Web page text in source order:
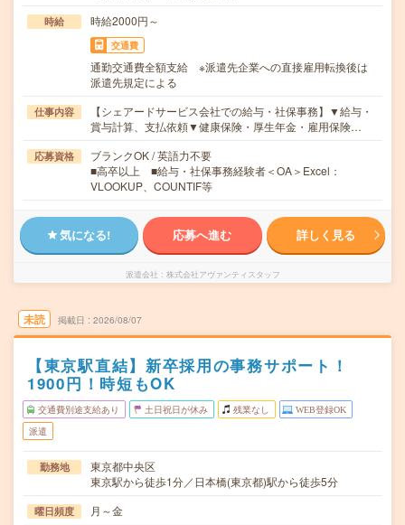
時給 時給2000円～
交通費
通勤交通費全額支給 ※派遣先企業への直接雇用転換後は
派遣先規定による
仕事内容
【シェアードサービス会社での給与・社保事務】▼給与・
賞与計算、支払依頼▼健康保険・厚生年金・雇用保険…
応募資格
ブランクOK / 英語力不要
■高卒以上 ■給与・社保事務経験者＜OA＞Excel：
VLOOKUP、COUNTIF等
気になる! 応募へ進む 詳しく見る
派遣会社 株式会社アヴァンティスタッフ
未読 掲載日 2026/08/07
【東京駅直結】新卒採用の事務サポート！
1900円！時短もOK
交通費別途支給あり 土日祝日が休み 残業なし WEB登録OK
派遣
勤務地
東京都中央区
東京駅から徒歩1分／日本橋(東京都)駅から徒歩5分
曜日頻度 月～金